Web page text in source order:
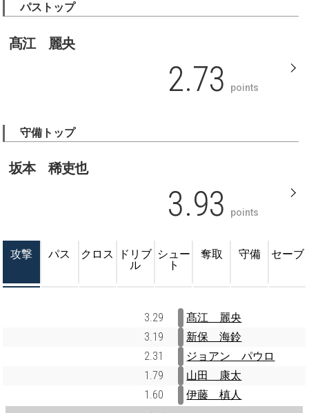
パストップ
髙江 麗央
2.73 points
守備トップ
坂本 稀吏也
3.93 points
攻撃 パス クロス
ドリブ
ル
シュー
ト
奪取 守備 セーブ
3.29
髙江 麗央
3.19
新保 海鈴
2.31
ジョアン パウロ
1.79
山田 康太
1.60
伊藤 槙人